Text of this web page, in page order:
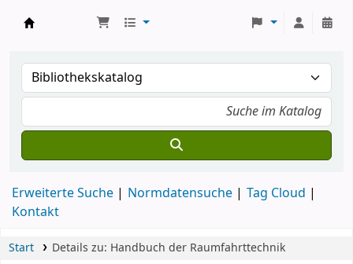
Erweiterte Suche Normdatensuche
Tag Cloud
Kontakt
Start Details zu: Handbuch der Raumfahrttechnik